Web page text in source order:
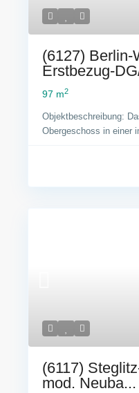
(6127) Berlin-
Erstbezug-
97 m2
Objektbeschreibung:
Obergeschoss in einer
(6117)
mod. Neuba...